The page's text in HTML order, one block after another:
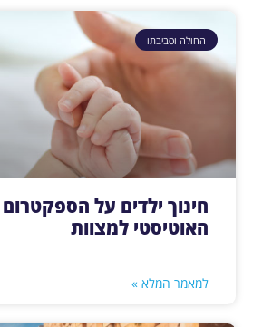
החולה וסביבתו
חינוך ילדים על הספקטרום
האוטיסטי למצוות
למאמר המלא »